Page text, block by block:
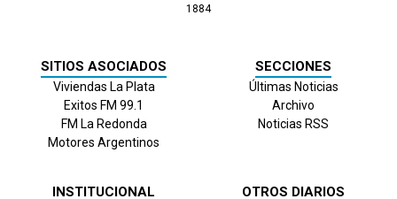
1884
SITIOS ASOCIADOS
Viviendas La Plata
Exitos FM 99.1
FM La Redonda
Motores Argentinos
SECCIONES
Últimas Noticias
Archivo
Noticias RSS
INSTITUCIONAL OTROS DIARIOS